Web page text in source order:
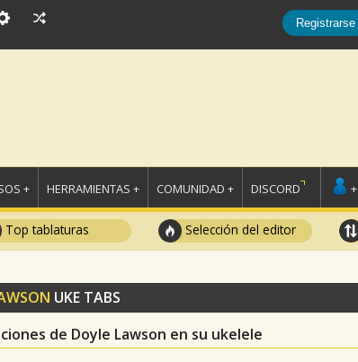
Registrarse
+ HERRAMIENTAS + COMUNIDAD + DISCORD +
Top tablaturas Selección del editor
UKE TABS
de Doyle Lawson en su ukelele